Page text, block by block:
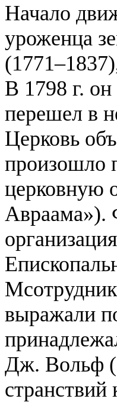
Начало
уроженца
В 1798 г.
перешел в
Церковь
произошло
церковную
Авраама»).
выражали
Дж. Вольф